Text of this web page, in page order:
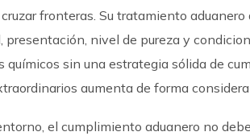
fronteras. Su tratamiento
presentación, nivel de pureza y
químicos sin una estrategia sólida de
aumenta de forma
el cumplimiento aduanero no